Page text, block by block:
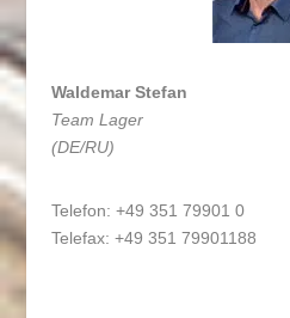
Waldemar Stefan
Team Lager
(DE/RU)
Telefon: +49 351 79901 0
Telefax: +49 351 79901188